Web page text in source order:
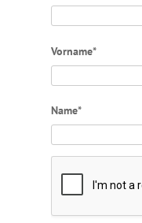
Vorname*
Name*